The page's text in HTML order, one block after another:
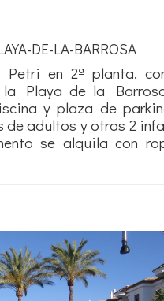
DE-LA-BARROSA
en 2ª planta,
Playa de la
y plaza de
de adultos y otras 2
se alquila con